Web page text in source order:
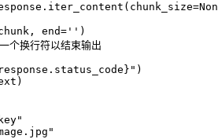
end='')
换行符以结束输出